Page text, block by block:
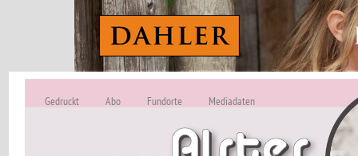
ALSTERKIND -
Alles Neu
Gedruckt Abo Fundorte Mediadaten